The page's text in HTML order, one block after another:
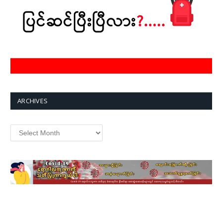
ARCHIVES
Archives